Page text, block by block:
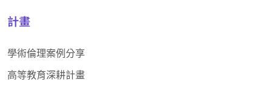
計畫
學術倫理案例分享
高等教育深耕計畫